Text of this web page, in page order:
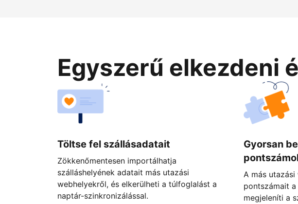
Egyszerű elkezdeni
Töltse fel szállásadatait
Zökkenőmentesen importálhatja
szálláshelyének adatait más utazási
webhelyekről, és elkerülheti a túlfoglalást a
naptár-szinkronizálással.
Gyorsan
A más
pontszámait
megjeleníti a